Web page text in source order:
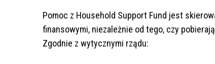
Pomoc z Household Support Fund jest
finansowymi, niezależnie od tego, czy
Zgodnie z wytycznymi rządu: